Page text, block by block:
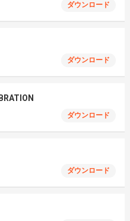
ダウンロード
ダウンロード
ダウンロード
ダウンロード